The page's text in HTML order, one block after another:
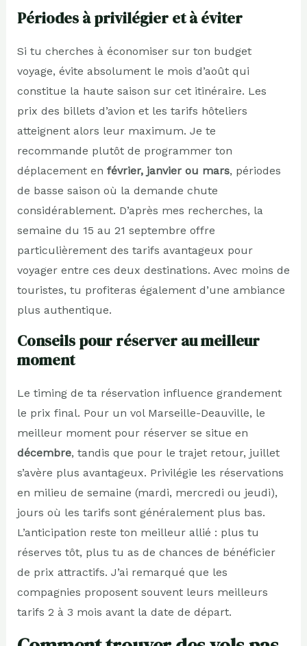
Périodes à privilégier et à éviter
Si tu cherches à économiser sur ton budget
voyage, évite absolument le mois d’août qui
constitue la haute saison sur cet itinéraire. Les
prix des billets d’avion et les tarifs hôteliers
atteignent alors leur maximum. Je te
recommande plutôt de programmer ton
déplacement en février, janvier ou mars, périodes
de basse saison où la demande chute
considérablement. D’après mes recherches, la
semaine du 15 au 21 septembre offre
particulièrement des tarifs avantageux pour
voyager entre ces deux destinations. Avec moins de
touristes, tu profiteras également d’une ambiance
plus authentique.
Conseils pour réserver au meilleur
moment
Le timing de ta réservation influence grandement
le prix final. Pour un vol Marseille-Deauville, le
meilleur moment pour réserver se situe en
décembre, tandis que pour le trajet retour, juillet
s’avère plus avantageux. Privilégie les réservations
en milieu de semaine (mardi, mercredi ou jeudi),
jours où les tarifs sont généralement plus bas.
L’anticipation reste ton meilleur allié : plus tu
réserves tôt, plus tu as de chances de bénéficier
de prix attractifs. J’ai remarqué que les
compagnies proposent souvent leurs meilleurs
tarifs 2 à 3 mois avant la date de départ.